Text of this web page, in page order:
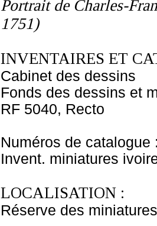
Portrait de Charles-
1751)
INVENTAIRES ET
Cabinet des dessins
Fonds des dessins et
RF 5040, Recto
Numéros de catalogue
Invent. miniatures
LOCALISATION :
Réserve des